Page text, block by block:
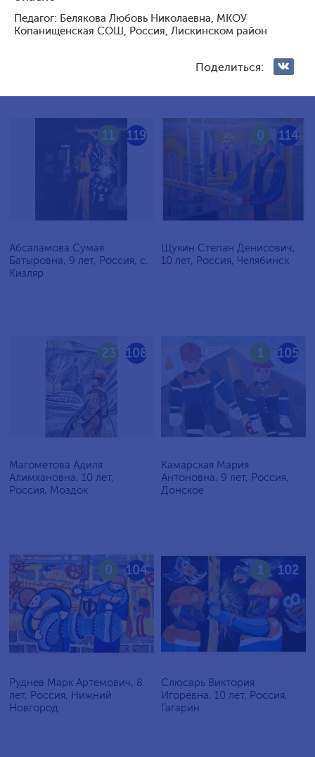
Педагог: Белякова Любовь Николаевна, МКОУ
Копанищенская СОШ, Россия, Лискинском район
Поделиться:
Голосование жюри
119
11
Абсаламова Сумая
Батыровна, 9 лет, Россия, с.
Кизляр
114
0
Щукин Степан Денисович,
10 лет, Россия, Челябинск
108
23
Магометова Адиля
Алимхановна, 10 лет,
Россия, Моздок
105
1
Камарская Мария
Антоновна, 9 лет, Россия,
Донское
104
0
Руднев Марк Артемович, 8
лет, Россия, Нижний
Новгород
102
1
Слюсарь Виктория
Игоревна, 10 лет, Россия,
Гагарин